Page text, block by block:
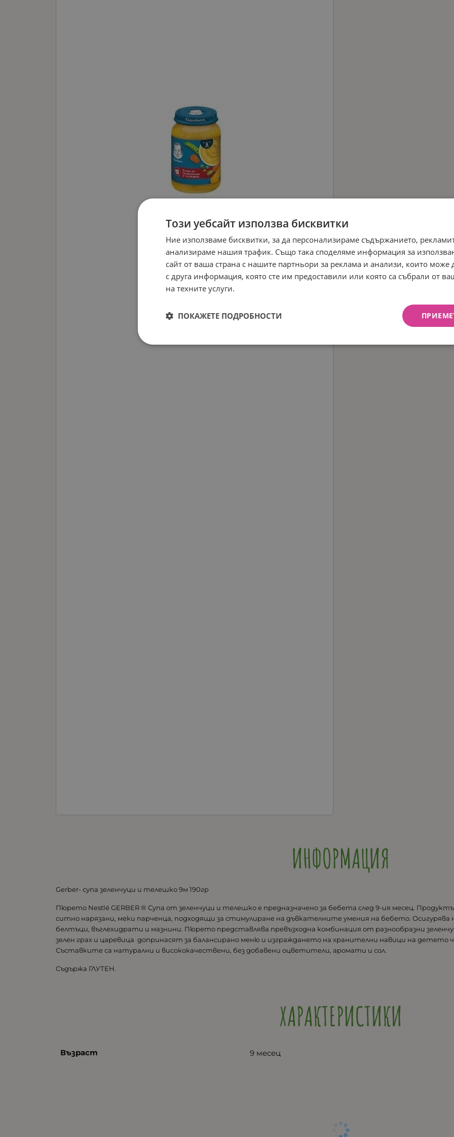
ИНФОРМАЦИЯ
Gerber- супа зеленчуци и телешко 9м 190гр
Пюрето Nestlé GERBER ® Супа от зеленчуци и телешко е предназначено за бебета след 9-ия месец.
ситно нарязани, меки парченца, подходящи за стимулиране на дъвкателните умения на бебето.
белтъци, въглехидрати и мазнини. Пюрето представлява превъзходна комбинация от разнообразни
зелен грах и царевица допринасят за балансиранo меню и изграждането на хранителни навици на детето
Съставките са натурални и висококачествени, без добавени оцветители, аромати и сол.
Съдържа ГЛУТЕН.
ХАРАКТЕРИСТИКИ
Възраст 9 месец
Този уебсайт използва бисквитки
Ние използваме бисквитки, за да персонализираме съдържанието,
анализираме нашия трафик. Също така споделяме информация за
сайт от ваша страна с нашите партньори за реклама и анализи, които може
с друга информация, която сте им предоставили или която са събрали от
на техните услуги.
ПОКАЖЕТЕ ПОДРОБНОСТИ